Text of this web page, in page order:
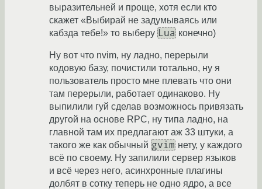
выразительней и проще, хотя если кто
скажет «Выбирай не задумываясь или
кабзда тебе!» то выберу Lua конечно)
Ну вот что nvim, ну ладно, перерыли
кодовую базу, почистили тотально, ну я
пользователь просто мне плевать что они
там перерыли, работает одинаково. Ну
выпилили гуй сделав возможнось привязать
другой на основе RPC, ну типа ладно, на
главной там их предлагают аж 33 штуки, а
такого же как обычный gvim нету, у каждого
всё по своему. Ну запилили сервер языков
и всё через него, асинхронные плагины
долбят в сотку теперь не одно ядро, а все